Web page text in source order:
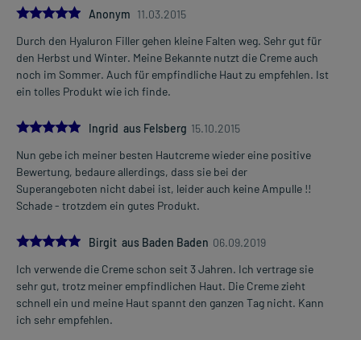
5.0Anonym 11.03.2015
Durch den Hyaluron Filler gehen kleine Falten weg. Sehr gut für
den Herbst und Winter. Meine Bekannte nutzt die Creme auch
noch im Sommer. Auch für empfindliche Haut zu empfehlen. Ist
ein tolles Produkt wie ich finde.
5.0
Ingrid aus Felsberg 15.10.2015
Nun gebe ich meiner besten Hautcreme wieder eine positive
Bewertung, bedaure allerdings, dass sie bei der
Superangeboten nicht dabei ist, leider auch keine Ampulle !!
Schade - trotzdem ein gutes Produkt.
5.0
Birgit aus Baden Baden 06.09.2019
Ich verwende die Creme schon seit 3 Jahren. Ich vertrage sie
sehr gut, trotz meiner empfindlichen Haut. Die Creme zieht
schnell ein und meine Haut spannt den ganzen Tag nicht. Kann
ich sehr empfehlen.